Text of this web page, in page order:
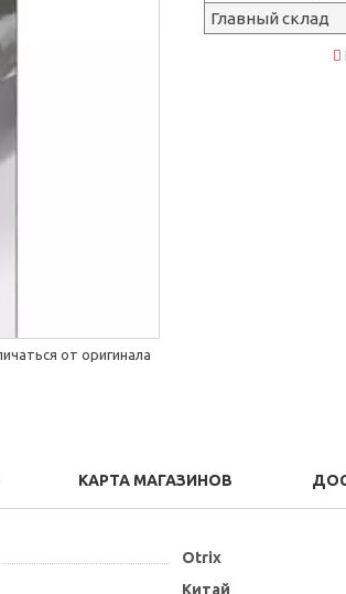
от оригинала
Главный склад
КАРТА МАГАЗИНОВ
Otrix
Китай